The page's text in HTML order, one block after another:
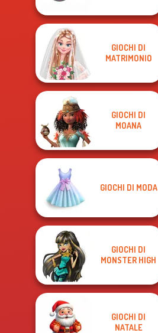
GIOCHI DI
MATRIMONIO
GIOCHI DI
MOANA
GIOCHI DI MODA
GIOCHI DI
MONSTER HIGH
GIOCHI DI
NATALE